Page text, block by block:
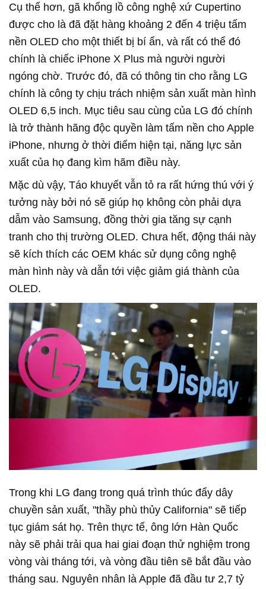
Cụ thể hơn, gã khổng lồ công nghệ xứ Cupertino
được cho là đã đặt hàng khoảng 2 đến 4 triệu tấm
nền OLED cho một thiết bị bí ẩn, và rất có thể đó
chính là chiếc iPhone X Plus mà người người
ngóng chờ. Trước đó, đã có thông tin cho rằng LG
chính là công ty chịu trách nhiệm sản xuất màn hình
OLED 6,5 inch. Mục tiêu sau cùng của LG đó chính
là trở thành hãng độc quyền làm tấm nền cho Apple
iPhone, nhưng ở thời điểm hiện tại, năng lực sản
xuất của họ đang kìm hãm điều này.
Mặc dù vậy, Táo khuyết vẫn tỏ ra rất hứng thú với ý
tưởng này bởi nó sẽ giúp họ không còn phải dựa
dẫm vào Samsung, đồng thời gia tăng sự cạnh
tranh cho thị trường OLED. Chưa hết, động thái này
sẽ kích thích các OEM khác sử dụng công nghệ
màn hình này và dẫn tới việc giảm giá thành của
OLED.
Trong khi LG đang trong quá trình thúc đẩy dây
chuyền sản xuất, "thầy phù thủy California" sẽ tiếp
tục giám sát họ. Trên thực tế, ông lớn Hàn Quốc
này sẽ phải trải qua hai giai đoạn thử nghiệm trong
vòng vài tháng tới, và vòng đầu tiên sẽ bắt đầu vào
tháng sau. Nguyên nhân là Apple đã đầu tư 2,7 tỷ